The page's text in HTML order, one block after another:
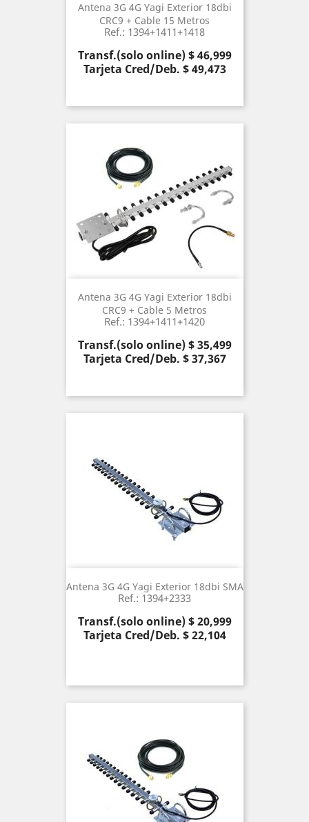
Antena 3G 4G Yagi Exterior 18dbi
CRC9 + Cable 15 Metros
Ref.: 1394+1411+1418
Precio
Transf.(solo online) $ 46,999
Tarjeta Cred/Deb. $ 49,473
Antena 3G 4G Yagi Exterior 18dbi
CRC9 + Cable 5 Metros
Ref.: 1394+1411+1420
Precio
Transf.(solo online) $ 35,499
Tarjeta Cred/Deb. $ 37,367
Antena 3G 4G Yagi Exterior 18dbi SMA
Ref.: 1394+2333
Precio
Transf.(solo online) $ 20,999
Tarjeta Cred/Deb. $ 22,104